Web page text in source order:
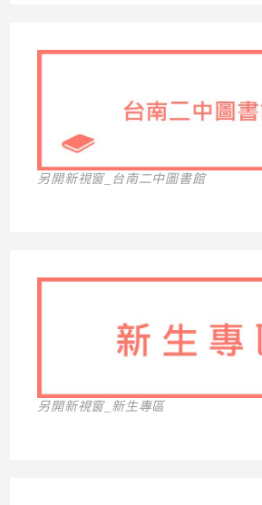
另開新視窗_台南二中圖書館
另開新視窗_新生專區